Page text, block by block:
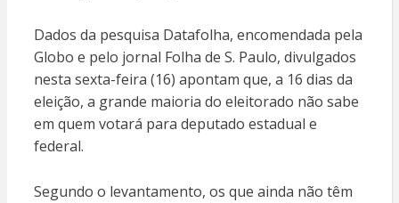
Dados da pesquisa Datafolha, encomendada pela
Globo e pelo jornal Folha de S. Paulo, divulgados
nesta sexta-feira (16) apontam que, a 16 dias da
eleição, a grande maioria do eleitorado não sabe
em quem votará para deputado estadual e
federal.
Segundo o levantamento, os que ainda não têm